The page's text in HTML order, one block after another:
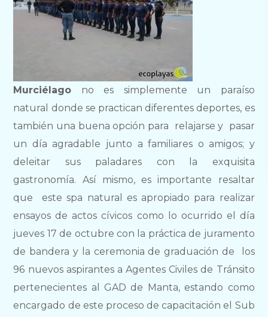
Murciélago no es simplemente un paraíso
natural donde se practican diferentes deportes, es
también una buena opción para relajarse y pasar
un día agradable junto a familiares o amigos; y
deleitar sus paladares con la exquisita
gastronomía. Así mismo, es importante resaltar
que este spa natural es apropiado para realizar
ensayos de actos cívicos como lo ocurrido el día
jueves 17 de octubre con la práctica de juramento
de bandera y la ceremonia de graduación de los
96 nuevos aspirantes a Agentes Civiles de Tránsito
pertenecientes al GAD de Manta, estando como
encargado de este proceso de capacitación el Sub